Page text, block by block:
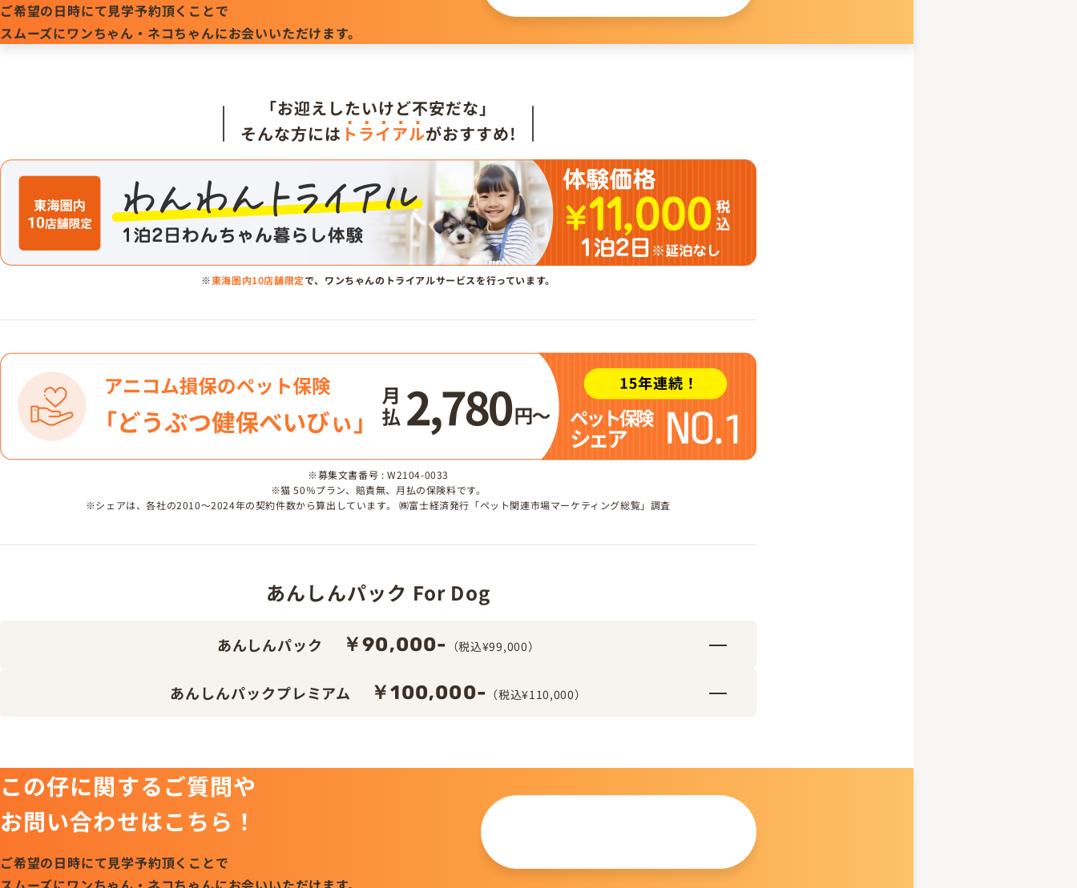
ご希望の日時にて見学予約頂くことで
スムーズにワンちゃん・ネコちゃんにお会いいただけます。
「お迎えしたいけど不安だな」
そんな方には トライアルがおすすめ!
※東海圏内10店舗限定で、ワンちゃんのトライアルサービスを行っています。
※募集文書番号 : W2104-0033
※猫 50％プラン、賠責無、月払の保険料です。
※シェアは、各社の2010～2024年の契約件数から算出しています。 ㈱富士経済発行「ペット関連市場マーケティング総覧」調査
あんしんパック For Dog
あんしんパック ￥90,000- （税込¥99,000）
あんしんパックプレミアム ￥100,000- （税込¥110,000）
この仔に関するご質問や
お問い合わせはこちら！
ご希望の日時にて見学予約頂くことで